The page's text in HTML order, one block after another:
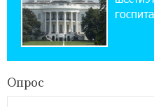
20:50:22 22-07-2026
Новые
играх»:
Опрос